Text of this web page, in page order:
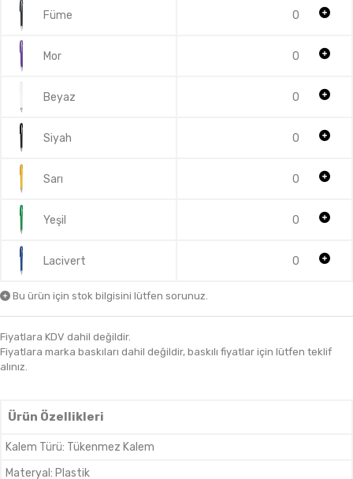
Füme 0
Mor 0
Beyaz 0
Siyah 0
Sarı 0
Yeşil 0
Lacivert 0
Bu ürün için stok bilgisini lütfen sorunuz.
Fiyatlara KDV dahil değildir.
Fiyatlara marka baskıları dahil değildir, baskılı fiyatlar için lütfen teklif
alınız.
Ürün Özellikleri
Kalem Türü: Tükenmez Kalem
Materyal : Plastik